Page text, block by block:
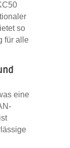
so
für alle
eine